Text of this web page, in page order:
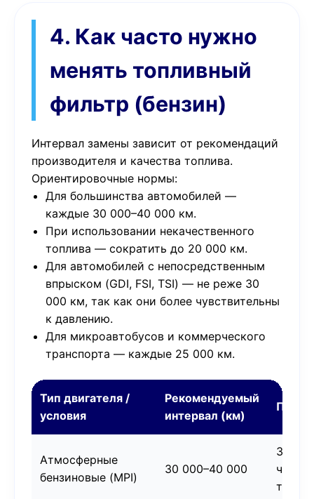
4. Как часто нужно
менять топливный
фильтр (бензин)
Интервал замены зависит от рекомендаций
производителя и качества топлива.
Ориентировочные нормы:
Для большинства автомобилей —
каждые 30 000–40 000 км.
При использовании некачественного
топлива — сократить до 20 000 км.
Для автомобилей с непосредственным
впрыском (GDI, FSI, TSI) — не реже 30
000 км, так как они более чувствительны
к давлению.
Для микроавтобусов и коммерческого
транспорта — каждые 25 000 км.
Тип двигателя /
условия
Рекомендуемый
интервал (км)
Атмосферные
бензиновые (MPI)
30 000–40 000